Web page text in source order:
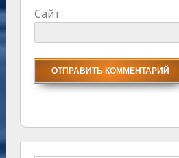
Сайт